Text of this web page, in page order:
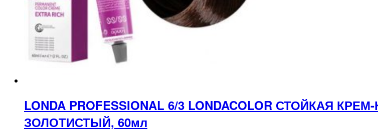
LONDA PROFESSIONAL 6/3 LONDACOLOR СТОЙКАЯ
ЗОЛОТИСТЫЙ, 60мл